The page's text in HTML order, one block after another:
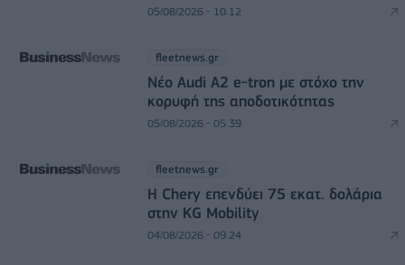
05/08/2026 - 10:12
fleetnews.gr
Νέο Audi A2 e-tron με στόχο την
κορυφή της αποδοτικότητας
05/08/2026 - 05:39
fleetnews.gr
Η Chery επενδύει 75 εκατ. δολάρια
στην KG Mobility
04/08/2026 - 09:24